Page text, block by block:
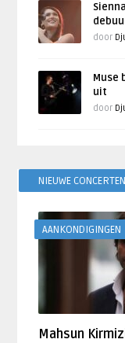
door
Muse
uit
door
NIEUWE CONCERTEN
AANKONDIGINGEN
Mahsun